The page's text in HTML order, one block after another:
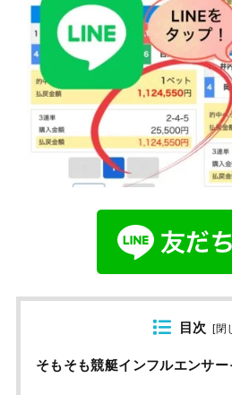
目次 [閉
そもそも競艇インフルエンサー